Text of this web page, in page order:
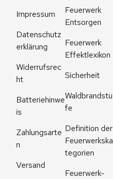
Impressum
Datenschutz
erklärung
Widerrufsrec
ht
Batteriehinwe
is
Zahlungsarte
n
Versand
Feuerwerk
Entsorgen
Feuerwerk
Effektlexikon
Sicherheit
Waldbrandstu
fe
Definition der
Feuerwerkska
tegorien
Feuerwerk-